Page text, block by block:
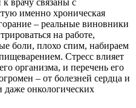
именно хроническая
– реальные виновники
на работе,
боли, плохо спим, набираем
Стресс влияет
организма, и перечень его
– от болезней сердца и
даже онкологических